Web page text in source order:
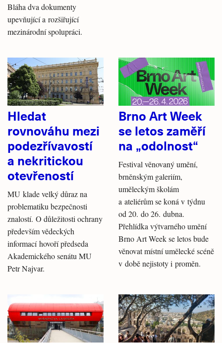
Bláha dva dokumenty
upevňující a rozšiřující
mezinárodní spolupráci.
Hledat
rovnováhu mezi
podezřívavostí
a nekritickou
otevřeností
MU klade velký důraz na
problematiku bezpečnosti
znalostí. O důležitosti ochrany
především vědeckých
informací hovoří předseda
Akademického senátu MU
Petr Najvar.
Brno Art Week
se letos zaměří
na „odolnost“
Festival věnovaný umění,
brněnským galeriím,
uměleckým školám
a ateliérům se koná v týdnu
od 20. do 26. dubna.
Přehlídka výtvarného umění
Brno Art Week se letos bude
věnovat místní umělecké scéně
v době nejistoty i proměn.